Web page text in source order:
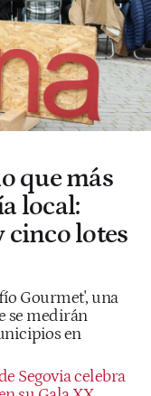
que más
local:
cinco lotes
Gourmet', una
se medirán
en
Segovia celebra